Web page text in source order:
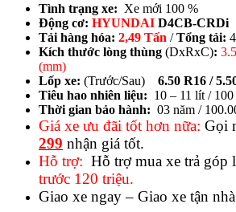
Tình trạng xe: Xe mới 100 %
Động cơ: HYUNDAI D4CB-CRDi
Tải hàng hóa: 2,49 Tấn /Tổng tải:
Kích thước lòng thùng (DxRxC):
(mm)
Lốp xe: (Trước/Sau) 6.50 R16 /
Tiêu hao nhiên liệu: 10 – 11 lít /
Thời gian bảo hành: 03 năm /
Giá xe ưu đãi tốt hơn nữa: Gọi
299 nhận giá tốt.
Hỗ trợ: Hỗ trợ mua xe trả góp
trước 120 triệu.
Giao xe ngay – Giao xe tận